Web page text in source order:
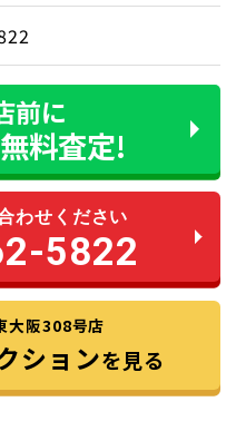
前に
無料査定!
わせください
5822
大阪308号店
ションを見る